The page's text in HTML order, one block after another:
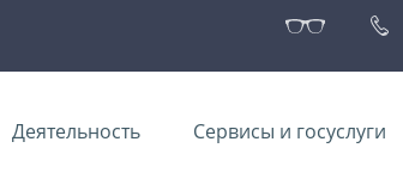
Деятельность Сервисы и госуслуги